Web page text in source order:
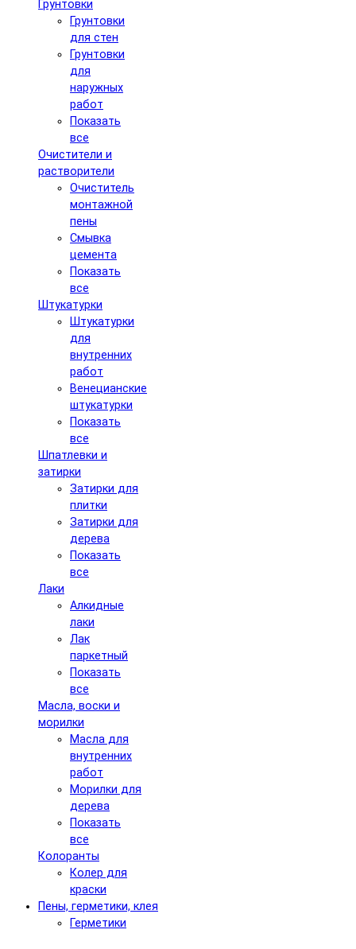
Грунтовки
Грунтовки
для стен
Грунтовки
для
наружных
работ
Показать
все
Очистители и
растворители
Очиститель
монтажной
пены
Смывка
цемента
Показать
все
Штукатурки
Штукатурки
для
внутренних
работ
Венецианские
штукатурки
Показать
все
Шпатлевки и
затирки
Затирки для
плитки
Затирки для
дерева
Показать
все
Лаки
Алкидные
лаки
Лак
паркетный
Показать
все
Масла, воски и
морилки
Масла для
внутренних
работ
Морилки для
дерева
Показать
все
Колоранты
Колер для
краски
Пены, герметики, клея
Герметики